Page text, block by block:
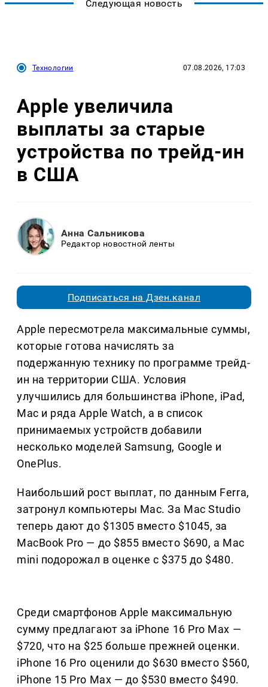
Следующая новость
Технологии 07.08.2026, 17:03
Apple увеличила
выплаты за старые
устройства по трейд-ин
в США
Анна Сальникова
Редактор новостной ленты
Подписаться на Дзен.канал
Apple пересмотрела максимальные суммы,
которые готова начислять за
подержанную технику по программе трейд-
ин на территории США. Условия
улучшились для большинства iPhone, iPad,
Mac и ряда Apple Watch, а в список
принимаемых устройств добавили
несколько моделей Samsung, Google и
OnePlus.
Наибольший рост выплат, по данным Ferra,
затронул компьютеры Mac. За Mac Studio
теперь дают до $1305 вместо $1045, за
MacBook Pro — до $855 вместо $690, а Mac
mini подорожал в оценке с $375 до $480.
Среди смартфонов Apple максимальную
сумму предлагают за iPhone 16 Pro Max —
$720, что на $25 больше прежней оценки.
iPhone 16 Pro оценили до $630 вместо $560,
iPhone 15 Pro Max — до $530 вместо $490.